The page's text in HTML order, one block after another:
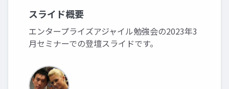
スライド概要
エンタープライズアジャイル勉強会の2023年3
月セミナーでの登壇スライドです。